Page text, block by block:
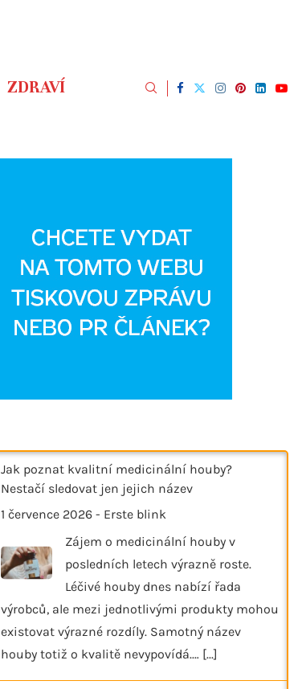
ZDRAVÍ
Jak poznat kvalitní medicinální houby?
Nestačí sledovat jen jejich název
1 července 2026 - Erste blink
Zájem o medicinální houby v
posledních letech výrazně roste.
Léčivé houby dnes nabízí řada
výrobců, ale mezi jednotlivými produkty mohou
existovat výrazné rozdíly. Samotný název
houby totiž o kvalitě nevypovídá.… [...]